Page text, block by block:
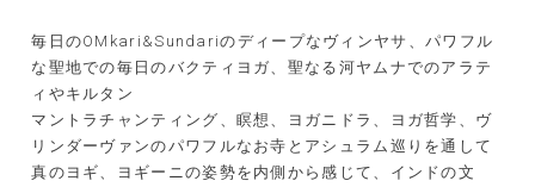
毎日のOMkari&Sundariのディープなヴィンヤサ、パワフル
な聖地での毎日のバクティヨガ、聖なる河ヤムナでのアラテ
ィやキルタン
マントラチャンティング、瞑想、ヨガニドラ、ヨガ哲学、ヴ
リンダーヴァンのパワフルなお寺とアシュラム巡りを通して
真のヨギ、ヨギーニの姿勢を内側から感じて、インドの文